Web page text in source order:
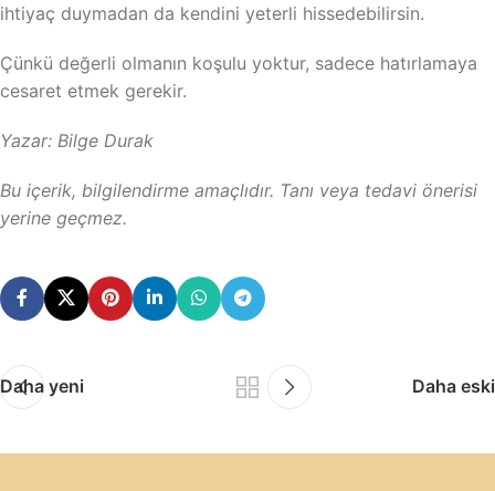
ihtiyaç duymadan da kendini yeterli hissedebilirsin.
Çünkü değerli olmanın koşulu yoktur, sadece hatırlamaya
cesaret etmek gerekir.
Yazar: Bilge Durak
Bu içerik, bilgilendirme amaçlıdır. Tanı veya tedavi önerisi
yerine geçmez.
Daha yeni Daha eski